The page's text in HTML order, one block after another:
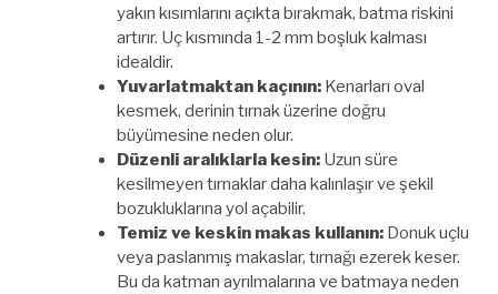
yakın kısımlarını açıkta bırakmak, batma riskini
artırır. Uç kısmında 1-2 mm boşluk kalması
idealdir.
Yuvarlatmaktan kaçının: Kenarları oval
kesmek, derinin tırnak üzerine doğru
büyümesine neden olur.
Düzenli aralıklarla kesin: Uzun süre
kesilmeyen tırnaklar daha kalınlaşır ve şekil
bozukluklarına yol açabilir.
Temiz ve keskin makas kullanın: Donuk uçlu
veya paslanmış makaslar, tırnağı ezerek keser.
Bu da katman ayrılmalarına ve batmaya neden